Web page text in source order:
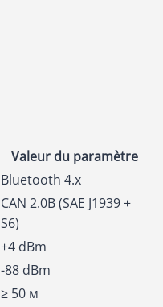
Valeur du paramètre
Bluetooth 4.x
CAN 2.0B (SAE J1939 +
S6)
+4 dBm
-88 dBm
≥ 50 м